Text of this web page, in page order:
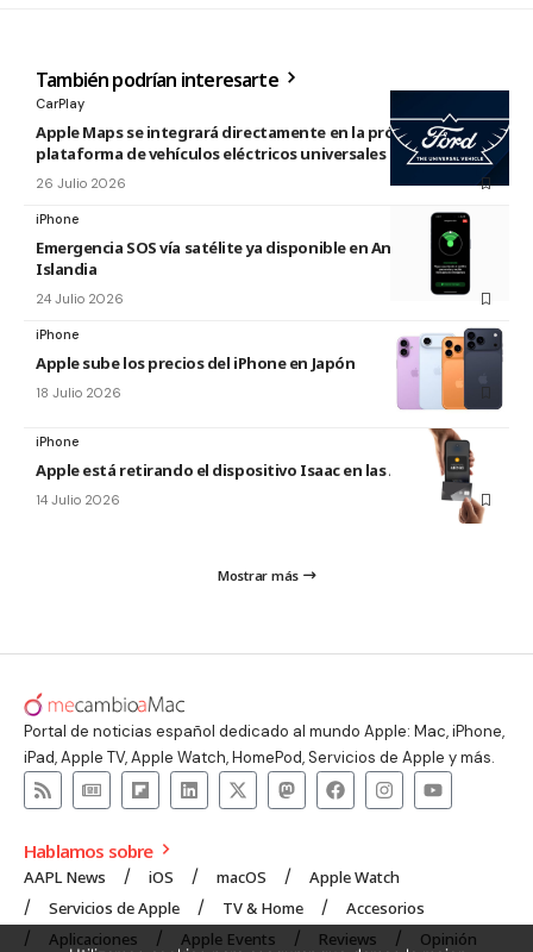
También podrían interesarte
CarPlay
Apple Maps se integrará directamente en la próxima
plataforma de vehículos eléctricos universales de Ford
26 Julio 2026
iPhone
Emergencia SOS vía satélite ya disponible en Andorra e
Islandia
24 Julio 2026
iPhone
Apple sube los precios del iPhone en Japón
18 Julio 2026
iPhone
Apple está retirando el dispositivo Isaac en las Apple Store
14 Julio 2026
Mostrar más
Portal de noticias español dedicado al mundo Apple: Mac, iPhone,
iPad, Apple TV, Apple Watch, HomePod, Servicios de Apple y más.
Hablamos sobre
AAPL News iOS macOS
Apple Watch
Servicios de Apple
TV & Home
Accesorios
Aplicaciones
Apple Events Reviews Opinión